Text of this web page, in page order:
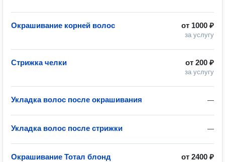
от 1000 ₽
за услугу
Окрашивание корней волос
от 200 ₽
за услугу
Стрижка челки
—
Укладка волос после окрашивания
—
Укладка волос после стрижки
от 2400 ₽
Окрашивание Тотал блонд